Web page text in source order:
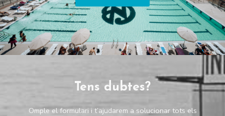
Tens dubtes?
Omple el formulari i t’ajudarem a solucionar tots els